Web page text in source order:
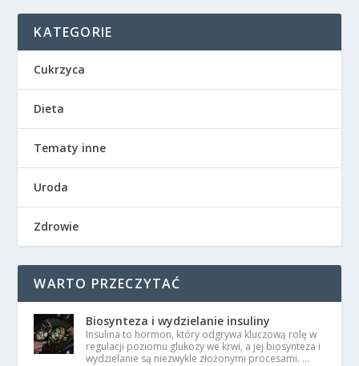
KATEGORIE
Cukrzyca
Dieta
Tematy inne
Uroda
Zdrowie
WARTO PRZECZYTAĆ
Biosynteza i wydzielanie insuliny
Insulina to hormon, który odgrywa kluczową rolę w
regulacji poziomu glukozy we krwi, a jej biosynteza i
wydzielanie są niezwykle złożonymi procesami. …